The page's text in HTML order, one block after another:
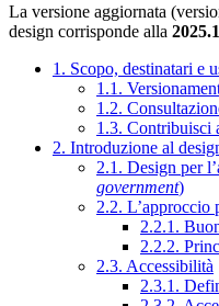
La versione aggiornata
design corrisponde alla 2025.1
1. Scopo, destinatari e
1.1.
1.2.
1.3. Contribuisci
2. Introduzione al
2.1. Design per
government)
2.2. L’approccio
2.2.1.
2.2.2.
2.3. Accessibilità
2.3.1.